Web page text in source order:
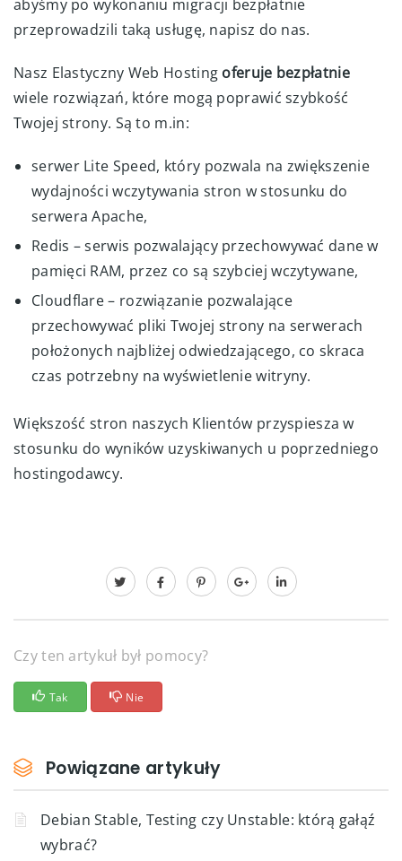
abyśmy po wykonaniu migracji bezpłatnie
przeprowadzili taką usługę, napisz do nas.
Nasz Elastyczny Web Hosting oferuje bezpłatnie
wiele rozwiązań, które mogą poprawić szybkość
Twojej strony. Są to m.in:
serwer Lite Speed, który pozwala na zwiększenie
wydajności wczytywania stron w stosunku do
serwera Apache,
Redis – serwis pozwalający przechowywać dane w
pamięci RAM, przez co są szybciej wczytywane,
Cloudflare – rozwiązanie pozwalające
przechowywać pliki Twojej strony na serwerach
położonych najbliżej odwiedzającego, co skraca
czas potrzebny na wyświetlenie witryny.
Większość stron naszych Klientów przyspiesza w
stosunku do wyników uzyskiwanych u poprzedniego
hostingodawcy.
Czy ten artykuł był pomocy?
Tak Nie
Powiązane artykuły
Debian Stable, Testing czy Unstable: którą gałąź
wybrać?